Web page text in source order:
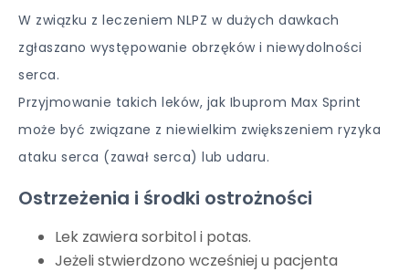
W związku z leczeniem NLPZ w dużych dawkach
zgłaszano występowanie obrzęków i niewydolności
serca.
Przyjmowanie takich leków, jak Ibuprom Max Sprint
może być związane z niewielkim zwiększeniem ryzyka
ataku serca (zawał serca) lub udaru.
Ostrzeżenia i środki ostrożności
Lek zawiera sorbitol i potas.
Jeżeli stwierdzono wcześniej u pacjenta